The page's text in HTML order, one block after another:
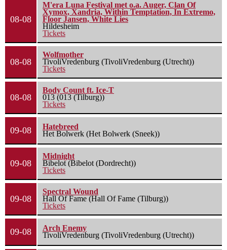
08-08
M'era Luna Festival met o.a. Auger, Clan Of
Xymox, Xandria, Within Temptation, In Extremo,
Floor Jansen, White Lies
Hildesheim
Tickets
08-08
Wolfmother
TivoliVredenburg (TivoliVredenburg (Utrecht))
Tickets
08-08
Body Count ft. Ice-T
013 (013 (Tilburg))
Tickets
09-08
Hatebreed
Het Bolwerk (Het Bolwerk (Sneek))
09-08
Midnight
Bibelot (Bibelot (Dordrecht))
Tickets
09-08
Spectral Wound
Hall Of Fame (Hall Of Fame (Tilburg))
Tickets
09-08
Arch Enemy
TivoliVredenburg (TivoliVredenburg (Utrecht))